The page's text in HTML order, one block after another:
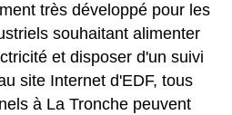
très développé pour les
souhaitant alimenter
et disposer d'un suivi
site Internet d'EDF, tous
à La Tronche peuvent